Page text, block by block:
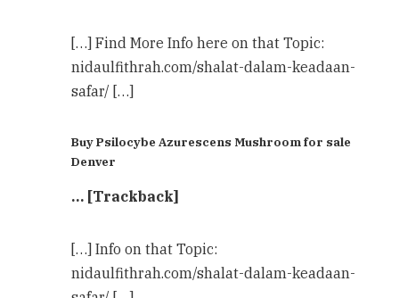
[…] Find More Info here on that Topic:
nidaulfithrah.com/shalat-dalam-keadaan-
safar/ […]
Buy Psilocybe Azurescens Mushroom for sale
Denver
… [Trackback]
[…] Info on that Topic:
nidaulfithrah.com/shalat-dalam-keadaan-